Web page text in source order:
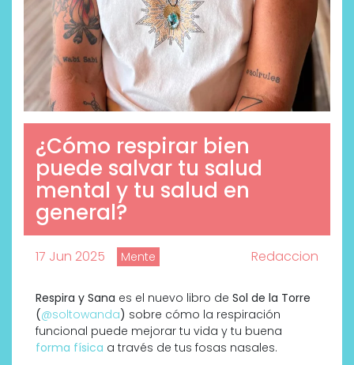
¿Cómo respirar bien
puede salvar tu salud
mental y tu salud en
general?
17 Jun 2025 Mente Redaccion
Respira y Sana es el nuevo libro de Sol de la Torre
(@soltowanda) sobre cómo la respiración
funcional puede mejorar tu vida y tu buena
forma física a través de tus fosas nasales.